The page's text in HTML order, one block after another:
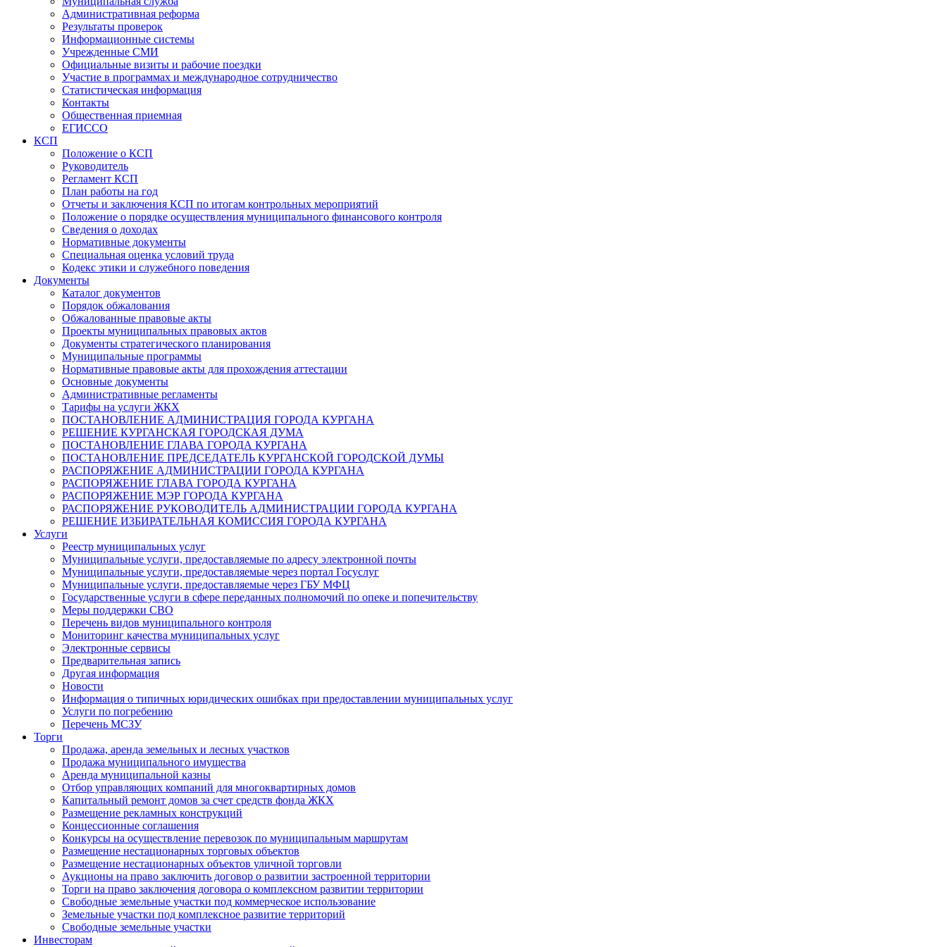
Административная реформа
Результаты проверок
Информационные системы
Учрежденные СМИ
Официальные визиты и рабочие поездки
Участие в программах и международное сотрудничество
Статистическая информация
Контакты
Общественная приемная
ЕГИССО
КСП
Положение о КСП
Руководитель
Регламент КСП
План работы на год
Отчеты и заключения КСП по итогам контрольных мероприятий
Положение о порядке осуществления муниципального финансового контроля
Сведения о доходах
Нормативные документы
Специальная оценка условий труда
Кодекс этики и служебного поведения
Документы
Каталог документов
Порядок обжалования
Обжалованные правовые акты
Проекты муниципальных правовых актов
Документы стратегического планирования
Муниципальные программы
Нормативные правовые акты для прохождения аттестации
Основные документы
Административные регламенты
Тарифы на услуги ЖКХ
ПОСТАНОВЛЕНИЕ АДМИНИСТРАЦИЯ ГОРОДА КУРГАНА
РЕШЕНИЕ КУРГАНСКАЯ ГОРОДСКАЯ ДУМА
ПОСТАНОВЛЕНИЕ ГЛАВА ГОРОДА КУРГАНА
ПОСТАНОВЛЕНИЕ ПРЕДСЕДАТЕЛЬ КУРГАНСКОЙ ГОРОДСКОЙ ДУМЫ
РАСПОРЯЖЕНИЕ АДМИНИСТРАЦИИ ГОРОДА КУРГАНА
РАСПОРЯЖЕНИЕ ГЛАВА ГОРОДА КУРГАНА
РАСПОРЯЖЕНИЕ МЭР ГОРОДА КУРГАНА
РАСПОРЯЖЕНИЕ РУКОВОДИТЕЛЬ АДМИНИСТРАЦИИ ГОРОДА КУРГАНА
РЕШЕНИЕ ИЗБИРАТЕЛЬНАЯ КОМИССИЯ ГОРОДА КУРГАНА
Услуги
Реестр муниципальных услуг
Муниципальные услуги, предоставляемые по адресу электронной почты
Муниципальные услуги, предоставляемые через портал Госуслуг
Муниципальные услуги, предоставляемые через ГБУ МФЦ
Государственные услуги в сфере переданных полномочий по опеке и попечительству
Меры поддержки СВО
Перечень видов муниципального контроля
Мониторинг качества муниципальных услуг
Электронные сервисы
Предварительная запись
Другая информация
Новости
Информация о типичных юридических ошибках при предоставлении муниципальных услуг
Услуги по погребению
Перечень МСЗУ
Торги
Продажа, аренда земельных и лесных участков
Продажа муниципального имущества
Аренда муниципальной казны
Отбор управляющих компаний для многоквартирных домов
Капитальный ремонт домов за счет средств фонда ЖКХ
Размещение рекламных конструкций
Концессионные соглашения
Конкурсы на осуществление перевозок по муниципальным маршрутам
Размещение нестационарных торговых объектов
Размещение нестационарных объектов уличной торговли
Аукционы на право заключить договор о развитии застроенной территории
Торги на право заключения договора о комплексном развитии территории
Свободные земельные участки под коммерческое использование
Земельные участки под комплексное развитие территорий
Свободные земельные участки
Инвесторам